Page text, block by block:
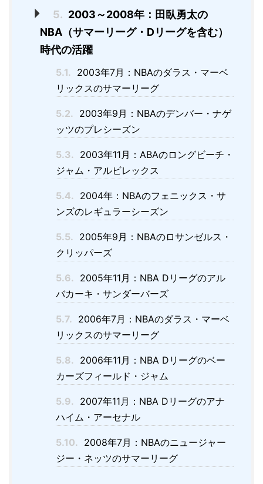
5. 2003～2008年：田臥勇太の
NBA（サマーリーグ・Dリーグを含む）
時代の活躍
5.1. 2003年7月：NBAのダラス・マーベ
リックスのサマーリーグ
5.2. 2003年9月：NBAのデンバー・ナゲ
ッツのプレシーズン
5.3. 2003年11月：ABAのロングビーチ・
ジャム・アルビレックス
5.4. 2004年：NBAのフェニックス・サ
ンズのレギュラーシーズン
5.5. 2005年9月：NBAのロサンゼルス・
クリッパーズ
5.6. 2005年11月：NBA Dリーグのアル
バカーキ・サンダーバーズ
5.7. 2006年7月：NBAのダラス・マーベ
リックスのサマーリーグ
5.8. 2006年11月：NBA Dリーグのベー
カーズフィールド・ジャム
5.9. 2007年11月：NBA Dリーグのアナ
ハイム・アーセナル
5.10. 2008年7月：NBAのニュージャー
ジー・ネッツのサマーリーグ